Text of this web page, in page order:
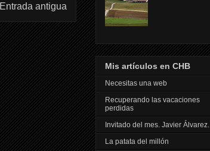
Entrada antigua
Mis artículos en CHB
Necesitas una web
Recuperando las vacaciones
perdidas
Invitado del mes. Javier Álvarez.
La patata del millón